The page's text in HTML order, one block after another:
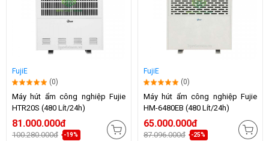
FujiE
(0)
Máy hút ẩm công nghiệp Fujie
HTR20S (480 Lít/24h)
81.000.000đ
100.280.000đ -19%
FujiE
(0)
Máy hút ẩm công nghiệp Fujie
HM-6480EB (480 Lít/24h)
65.000.000đ
87.096.000đ -25%